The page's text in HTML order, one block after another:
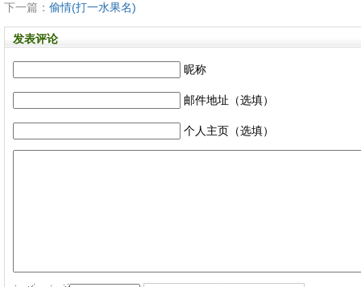
下一篇： 偷情(打一水果名)
发表评论
昵称
邮件地址（选填）
个人主页（选填）